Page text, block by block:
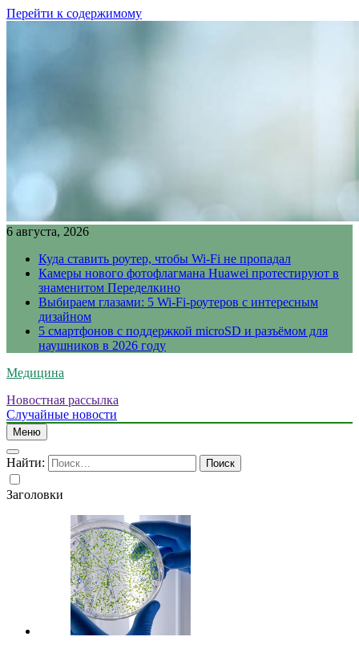
Перейти к содержимому
6 августа, 2026
Куда ставить роутер, чтобы Wi-Fi не пропадал
Камеры нового фотофлагмана Huawei протестируют в
знаменитом Переделкино
Выбираем глазами: 5 Wi-Fi-роутеров с интересным
дизайном
5 смартфонов с поддержкой microSD и разъёмом для
наушников в 2026 году
Медицина
Новостная рассылка
Случайные новости
Меню
Найти:
Заголовки